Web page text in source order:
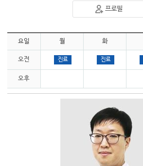
프로필
요일 월 화
오전 진료 진료
오후